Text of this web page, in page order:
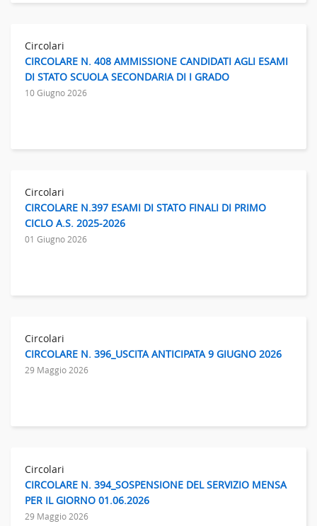
Circolari
CIRCOLARE N. 408 AMMISSIONE CANDIDATI AGLI ESAMI
DI STATO SCUOLA SECONDARIA DI I GRADO
10 Giugno 2026
Circolari
CIRCOLARE N.397 ESAMI DI STATO FINALI DI PRIMO
CICLO A.S. 2025-2026
01 Giugno 2026
Circolari
CIRCOLARE N. 396_USCITA ANTICIPATA 9 GIUGNO 2026
29 Maggio 2026
Circolari
CIRCOLARE N. 394_SOSPENSIONE DEL SERVIZIO MENSA
PER IL GIORNO 01.06.2026
29 Maggio 2026